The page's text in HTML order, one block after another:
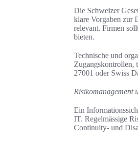
Die Schweizer
klare Vorgaben zur
relevant. Firmen
bieten.
Technische und
Zugangskontrollen,
27001 oder Swiss
Risikomanagement
Ein
IT. Regelmässige
Continuity- und